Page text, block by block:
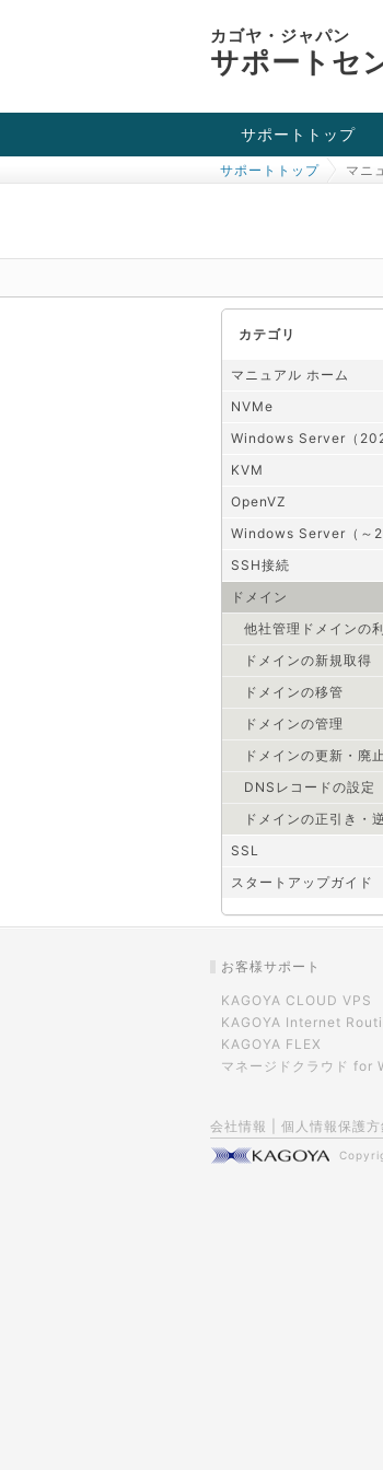
カゴヤ・ジャパン
サポートセ
サポートトップ
お役立ち情報
チュートリアル
障害・メンテナンス情報
サポートトップ マニ
カテゴリ
マニュアル ホーム
NVMe
Windows Server（
KVM
OpenVZ
Windows Server（～
SSH接続
ドメイン
他社管理ドメインの
ドメインの新規取得
ドメインの移管
ドメインの管理
ドメインの更新・廃
DNSレコードの設定
ドメインの正引き・
SSL
スタートアップガイド
お客様サポート
KAGOYA CLOUD VPS
KAGOYA Internet
KAGOYA FLEX
マネージドクラウド for
会社情報 個人情報保護方